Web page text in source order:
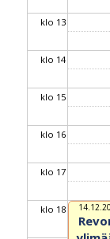
klo 13
klo 14
klo 15
klo 16
klo 17
klo 18